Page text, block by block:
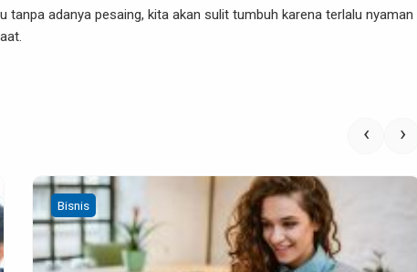
adanya pesaing, kita akan sulit tumbuh karena terlalu nyaman
Bisnis Digital Marketing
‹ ›